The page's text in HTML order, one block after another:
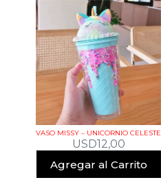
VASO MISSY – UNICORNIO CELESTE
USD12,00
Agregar al Carrito